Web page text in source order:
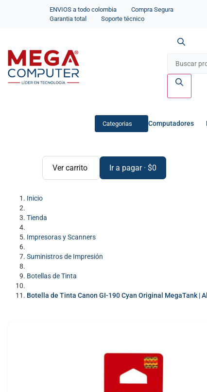
ENVIOS a todo colombia
Compra Segura
Garantia total
Soporte técnico
Categorias Computadores
Ver carrito Ir a pagar · $0
Inicio
Tienda
Impresoras y Scanners
Suministros de Impresión
Botellas de Tinta
Botella de Tinta Canon GI-190 Cyan Original MegaTank |